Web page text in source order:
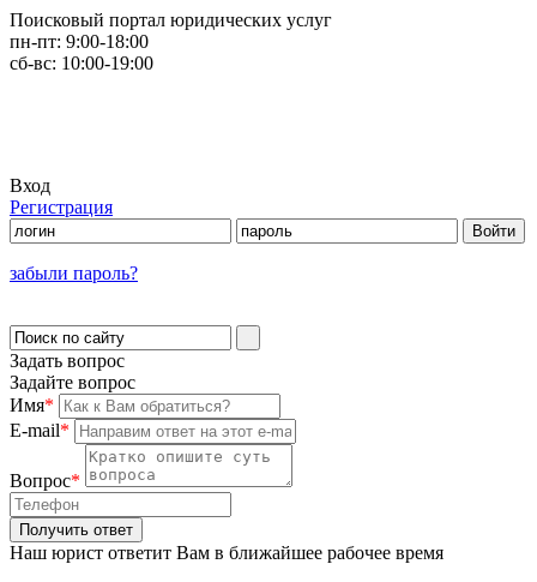
Поисковый портал юридических услуг
пн-пт: 9:00-18:00
сб-вс: 10:00-19:00
Вход
Регистрация
забыли пароль?
Задать вопрос
Задайте вопрос
Имя*
E-mail*
Вопрос*
Наш юрист ответит Вам в ближайшее рабочее время